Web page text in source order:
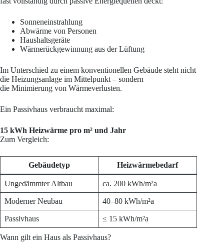
Sonneneinstrahlung
Abwärme von Personen
Haushaltsgeräte
Wärmerückgewinnung aus der Lüftung
Im Unterschied zu einem konventionellen Gebäude steht nicht
die Heizungsanlage im Mittelpunkt – sondern
die Minimierung von Wärmeverlusten.
Ein Passivhaus verbraucht maximal:
15 kWh Heizwärme pro m² und Jahr
Zum Vergleich:
Gebäudetyp Heizwärmebedarf
Ungedämmter Altbau ca. 200 kWh/m²a
Moderner Neubau 40–80 kWh/m²a
Passivhaus ≤ 15 kWh/m²a
Wann gilt ein Haus als Passivhaus?